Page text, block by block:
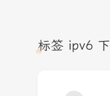
标签 ipv6